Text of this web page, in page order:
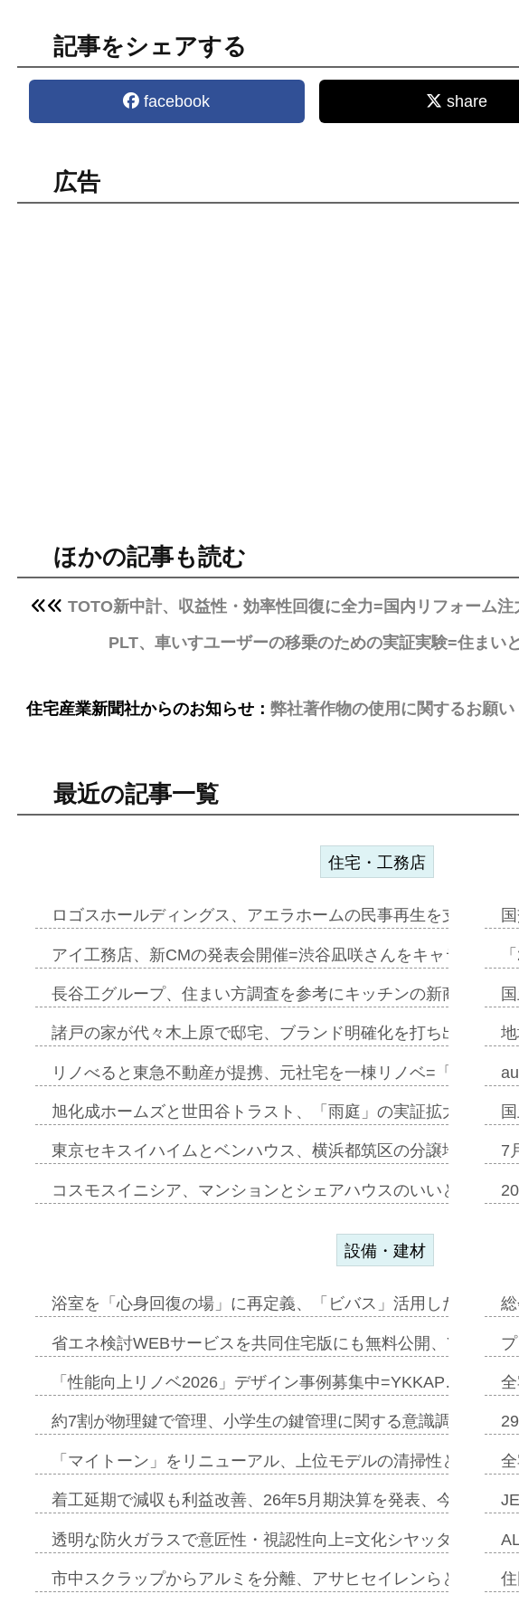
記事をシェアする
facebook share
広告
ほかの記事も読む
TOTO新中計、収益性・効率性回復に全力=国内リフォーム
PLT、車いすユーザーの移乗のための実証実験=住まい
住宅産業新聞社からのお知らせ： 弊社著作物の使用に関するお願い
最近の記事一覧
住宅・工務店
ロゴスホールディングス、アエラホームの民事再生を支援=ス
アイ工務店、新CMの発表会開催=渋谷凪咲さんをキャラクタ
長谷工グループ、住まい方調査を参考にキッチンの新商品=「
諸戸の家が代々木上原で邸宅、ブランド明確化を打ち出す=年
リノべると東急不動産が提携、元社宅を一棟リノベ=「職住遊
旭化成ホームズと世田谷トラスト、「雨庭」の実証拡大へ=ガ
東京セキスイハイムとベンハウス、横浜都筑区の分譲地開発で
コスモスイニシア、マンションとシェアハウスのいいとこどり
7
設備・建材
浴室を「心身回復の場」に再定義、「ビバス」活用した新入浴
省エネ検討WEBサービスを共同住宅版にも無料公開、YKKAP
「性能向上リノベ2026」デザイン事例募集中=YKKAP…
約7割が物理鍵で管理、小学生の鍵管理に関する意識調査
「マイトーン」をリニューアル、上位モデルの清掃性と安全
着工延期で減収も利益改善、26年5月期決算を発表、今期は増
透明な防火ガラスで意匠性・視認性向上=文化シヤッター…
市中スクラップからアルミを分離、アサヒセイレンらと協働開